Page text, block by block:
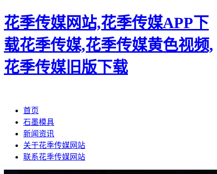
花季传媒网站,花季传媒APP下
载花季传媒,花季传媒黄色视频,
花季传媒旧版下载
首页
石墨模具
新闻资讯
关于花季传媒网站
联系花季传媒网站